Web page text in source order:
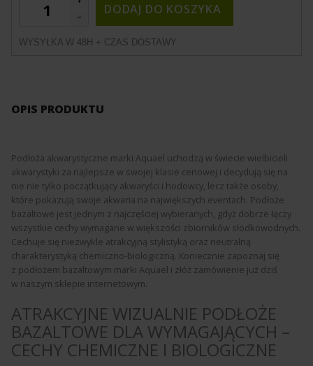
DODAJ DO KOSZYKA
WYSYŁKA W 48H + CZAS DOSTAWY
OPIS PRODUKTU
Podłoża akwarystyczne marki Aquael uchodzą w świecie wielbicieli
akwarystyki za najlepsze w swojej klasie cenowej i decydują się na
nie nie tylko początkujący akwaryści i hodowcy, lecz także osoby,
które pokazują swoje akwaria na największych eventach. Podłoże
bazaltowe jest jednym z najczęściej wybieranych, gdyż dobrze łączy
wszystkie cechy wymagane w większości zbiorników słodkowodnych.
Cechuje się niezwykle atrakcyjną stylistyką oraz neutralną
charakterystyką chemiczno-biologiczną. Koniecznie zapoznaj się
z podłożem bazaltowym marki Aquael i złóż zamówienie już dziś
w naszym sklepie internetowym.
ATRAKCYJNE WIZUALNIE PODŁOŻE
BAZALTOWE DLA WYMAGAJĄCYCH –
CECHY CHEMICZNE I BIOLOGICZNE